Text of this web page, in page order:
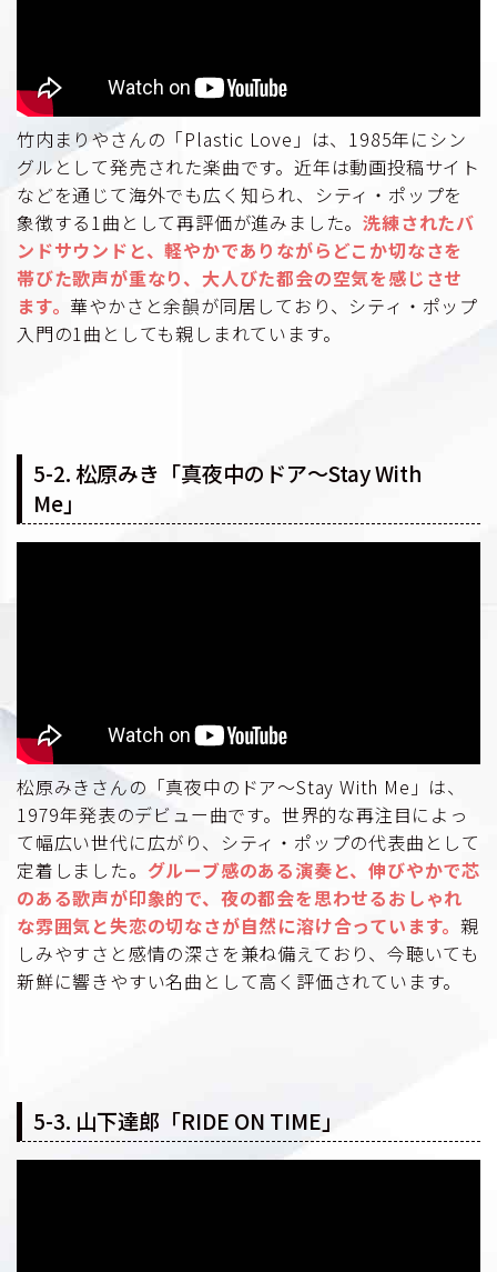
竹内まりやさんの「Plastic Love」は、1985年にシン
グルとして発売された楽曲です。近年は動画投稿サイト
などを通じて海外でも広く知られ、シティ・ポップを
象徴する1曲として再評価が進みました。洗練されたバ
ンドサウンドと、軽やかでありながらどこか切なさを
帯びた歌声が重なり、大人びた都会の空気を感じさせ
ます。 華やかさと余韻が同居しており、シティ・ポップ
入門の1曲としても親しまれています。
5-2. 松原みき「真夜中のドア～Stay With
Me」
松原みきさんの「真夜中のドア～Stay With Me」は、
1979年発表のデビュー曲です。世界的な再注目によっ
て幅広い世代に広がり、シティ・ポップの代表曲として
定着しました。 グルーブ感のある演奏と、伸びやかで芯
のある歌声が印象的で、夜の都会を思わせるおしゃれ
な雰囲気と失恋の切なさが自然に溶け合っています。親
しみやすさと感情の深さを兼ね備えており、今聴いても
新鮮に響きやすい名曲として高く評価されています。
5-3. 山下達郎「RIDE ON TIME」